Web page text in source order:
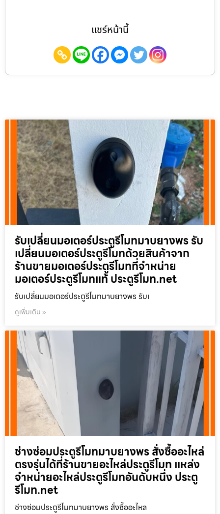
แชร์หน้านี้
รับเปลี่ยนมอเตอร์ประตูรีโมทมาบยางพร รับ
เปลี่ยนมอเตอร์ประตูรีโมทด้วยสินค้าจาก
ร้านขายมอเตอร์ประตูรีโมทที่จำหน่าย
มอเตอร์ประตูรีโมทแท้ ประตูรีโมท.net
รับเปลี่ยนมอเตอร์ประตูรีโมทมาบยางพร รับเ
ดูเพิ่มเติม »
ช่างซ่อมประตูรีโมทมาบยางพร สั่งซื้ออะไหล่
ตรงรุ่นได้ที่ร้านขายอะไหล่ประตูรีโมท แหล่ง
จำหน่ายอะไหล่ประตูรีโมทอันดับหนึ่ง ประตู
รีโมท.net
ช่างซ่อมประตูรีโมทมาบยางพร สั่งซื้ออะไหล